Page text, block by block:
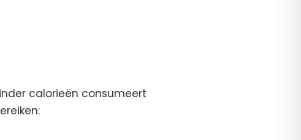
calorieën consumeert